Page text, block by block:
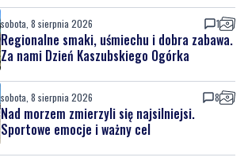
sobota, 8 sierpnia 2026 1
Regionalne smaki, uśmiechu i dobra zabawa.
Za nami Dzień Kaszubskiego Ogórka
sobota, 8 sierpnia 2026 8
Nad morzem zmierzyli się najsilniejsi.
Sportowe emocje i ważny cel